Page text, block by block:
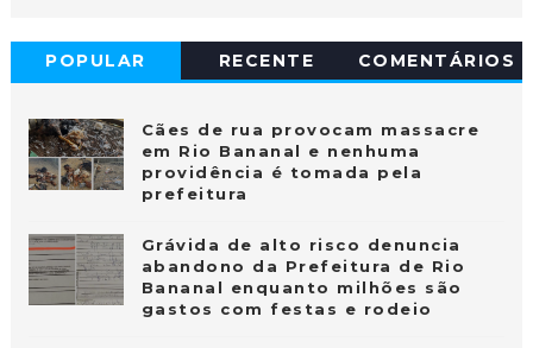
POPULAR RECENTE COMENTÁRIOS
Cães de rua provocam massacre
em Rio Bananal e nenhuma
providência é tomada pela
prefeitura
Grávida de alto risco denuncia
abandono da Prefeitura de Rio
Bananal enquanto milhões são
gastos com festas e rodeio